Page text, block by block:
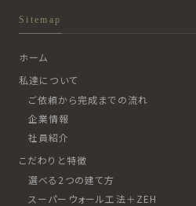
Sitemap
ホーム
私達について
ご依頼から完成までの流れ
企業情報
社員紹介
こだわりと特徴
選べる2つの建て方
スーパーウォール工法＋ZEH